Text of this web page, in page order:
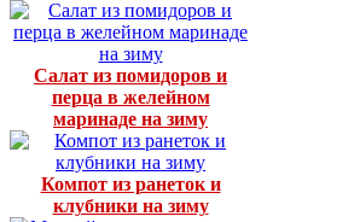
Салат из помидоров и
перца в желейном
маринаде на зиму
Компот из ранеток и
клубники на зиму